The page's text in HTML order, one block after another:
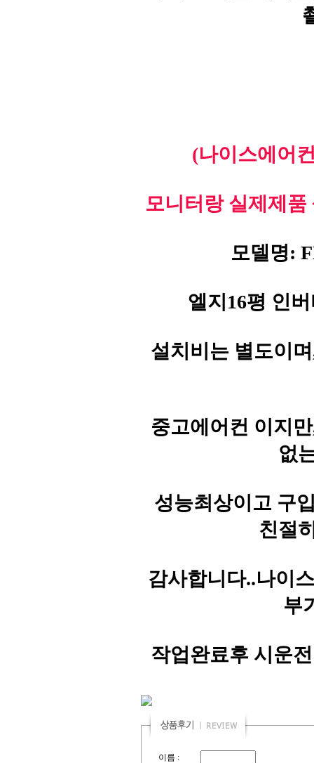
(나이스에어
모니터랑 실제제
모델명:
엘지16평 인
설치비는 별도이
중고에어컨 이지
없
성능최상이고 구
친절
감사합니다..나이
부
작업완료후 시운
이름 :